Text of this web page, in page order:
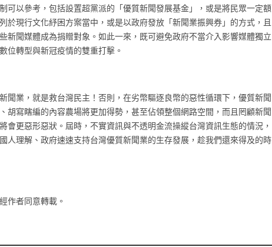
可以參考，包括設置超黨派的「優質新聞發展基金」，或是將民眾一定額
於現行文化紓困方案當中，或是以政府發放「新聞業振興券」的方式，且
新聞媒體成為捐贈對象。如此一來，既可避免政府不當介入影響媒體獨立
位轉型與新冠疫情的雙重打擊。
聞業，就是救台灣民主！否則，在劣幣驅逐良幣的惡性循環下，優質新聞
胡寫瞎編的內容農場將更加得勢，甚至佔領整個網路空間，而且罔顧新聞
會更惡形惡狀。屆時，不實資訊與不透明金流操縱台灣資訊生態的情況，
人理解、政府速速支持台灣優質新聞業的生存發展，趁我們還來得及的時
作者同意轉載。